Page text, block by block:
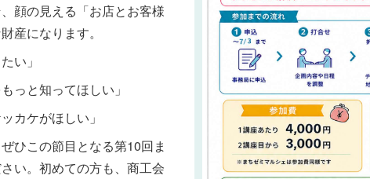
顔の見える「お店とお客様
産になります。
い」
っと知ってほしい」
カケがほしい」
ひこの節目となる第10回ま
い。初めての方も、商工会